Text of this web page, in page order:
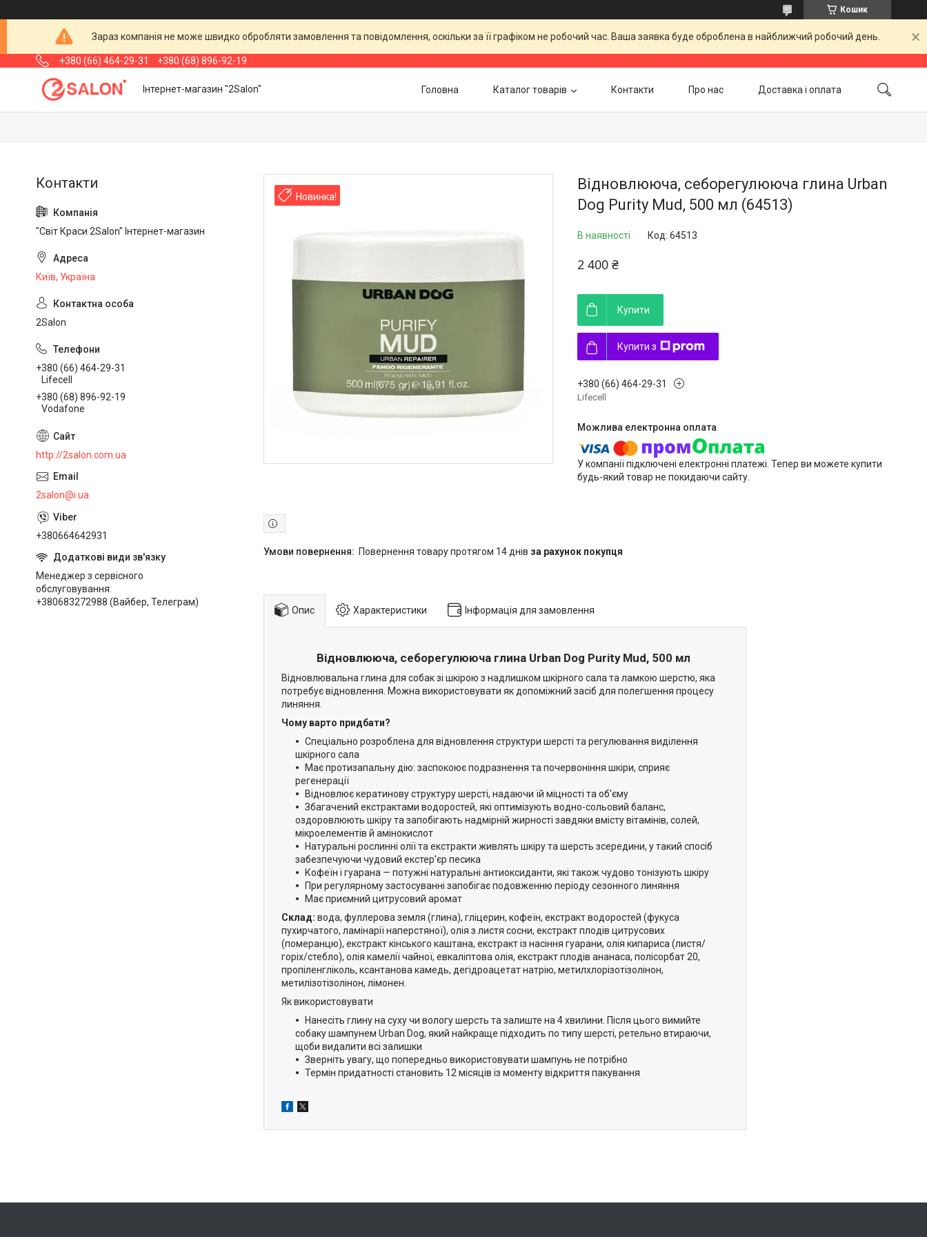
Кошик
Зараз компанія не може швидко обробляти замовлення та повідомлення, оскільки за її графіком не робочий час. Ваша заявка буде оброблена в найближчий робочий день.
+380 (66) 464-29-31 +380 (68) 896-92-19
Інтернет-магазин "2Salon" Головна Каталог товарів Контакти Про нас Доставка і оплата
Новинка!
Відновлююча, себорегулююча глина Urban
Dog Purity Mud, 500 мл (64513)
В наявності Код: 64513
2 400 ₴
Купити
Купити з
+380 (66) 464-29-31
Lifecell
У компанії підключені електронні платежі. Тепер ви можете купити
будь-який товар не покидаючи сайту.
повернення товару протягом 14 днів за рахунок покупця
Опис Характеристики Інформація для замовлення
Відновлююча, себорегулююча глина Urban Dog Purity Mud, 500 мл
Відновлювальна глина для собак зі шкірою з надлишком шкірного сала та ламкою шерстю, яка
потребує відновлення. Можна використовувати як допоміжний засіб для полегшення процесу
линяння.
Чому варто придбати?
Спеціально розроблена для відновлення структури шерсті та регулювання виділення
шкірного сала
Має протизапальну дію: заспокоює подразнення та почервоніння шкіри, сприяє
регенерації
Відновлює кератинову структуру шерсті, надаючи їй міцності та об'єму
Збагачений екстрактами водоростей, які оптимізують водно-сольовий баланс,
оздоровлюють шкіру та запобігають надмірній жирності завдяки вмісту вітамінів, солей,
мікроелементів й амінокислот
Натуральні рослинні олії та екстракти живлять шкіру та шерсть зсередини, у такий спосіб
забезпечуючи чудовий екстер'єр песика
Кофеїн і гуарана — потужні натуральні антиоксиданти, які також чудово тонізують шкіру
При регулярному застосуванні запобігає подовженню періоду сезонного линяння
Має приємний цитрусовий аромат
Склад: вода, фуллерова земля (глина), гліцерин, кофеїн, екстракт водоростей (фукуса
пухирчатого, ламінарії наперстяної), олія з листя сосни, екстракт плодів цитрусових
(померанцю), екстракт кінського каштана, екстракт із насіння гуарани, олія кипариса (листя/
горіх/стебло), олія камелії чайної, евкаліптова олія, екстракт плодів ананаса, полісорбат 20,
пропіленгліколь, ксантанова камедь, дегідроацетат натрію, метилхлорізотізолінон,
метилізотізолінон, лімонен.
Як використовувати
Нанесіть глину на суху чи вологу шерсть та залиште на 4 хвилини. Після цього вимийте
собаку шампунем Urban Dog, який найкраще підходить по типу шерсті, ретельно втираючи,
щоби видалити всі залишки
Зверніть увагу, що попередньо використовувати шампунь не потрібно
Термін придатності становить 12 місяців із моменту відкриття пакування
"Світ Краси 2Salon" Інтернет-магазин
Київ, Україна
2Salon
+380 (66) 464-29-31
Lifecell
+380 (68) 896-92-19
Vodafone
http://2salon.com.ua
2salon@i.ua
+380664642931
Менеджер з сервісного
обслуговування
+380683272988 (Вайбер, Телеграм)